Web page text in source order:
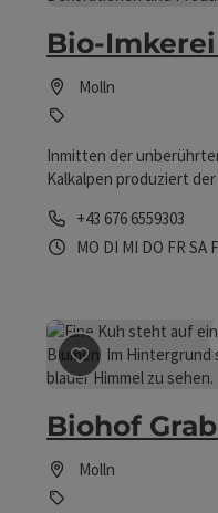
Bio-
Molln
Inmitten der
Kalkalpen produziert
Telefon
+43 676 6559303
Öffnungszeiten
MO Montag geöffnet
DI Dienstag
MI Mittwoch
DO FR SA
Beitrag merken:
Biohof
Molln